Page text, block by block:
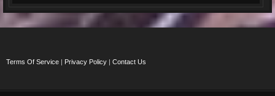
Terms Of Service | Privacy Policy | Contact Us